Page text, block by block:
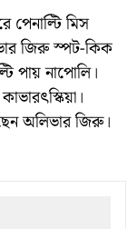
পেনাল্টি মিস
জিরু স্পট-কিক
পায় নাপোলি।
অলিভার জিরু।